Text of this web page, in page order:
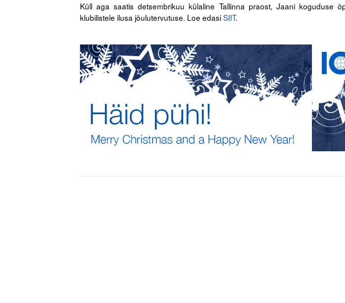
Küll aga saatis detsembrikuu külaline Tallinna praost, Jaani koguduse
klubilistele ilusa jõulutervutuse. Loe edasiSIIT.